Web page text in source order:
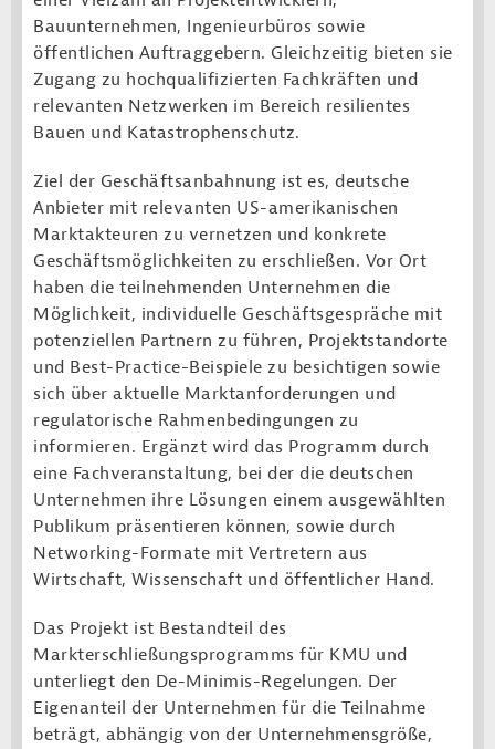
Bauunternehmen, Ingenieurbüros sowie
öffentlichen Auftraggebern. Gleichzeitig bieten sie
Zugang zu hochqualifizierten Fachkräften und
relevanten Netzwerken im Bereich resilientes
Bauen und Katastrophenschutz.
Ziel der Geschäftsanbahnung ist es, deutsche
Anbieter mit relevanten US-amerikanischen
Marktakteuren zu vernetzen und konkrete
Geschäftsmöglichkeiten zu erschließen. Vor Ort
haben die teilnehmenden Unternehmen die
Möglichkeit, individuelle Geschäftsgespräche mit
potenziellen Partnern zu führen, Projektstandorte
und Best-Practice-Beispiele zu besichtigen sowie
sich über aktuelle Marktanforderungen und
regulatorische Rahmenbedingungen zu
informieren. Ergänzt wird das Programm durch
eine Fachveranstaltung, bei der die deutschen
Unternehmen ihre Lösungen einem ausgewählten
Publikum präsentieren können, sowie durch
Networking-Formate mit Vertretern aus
Wirtschaft, Wissenschaft und öffentlicher Hand.
Das Projekt ist Bestandteil des
Markterschließungsprogramms für KMU und
unterliegt den De-Minimis-Regelungen. Der
Eigenanteil der Unternehmen für die Teilnahme
beträgt, abhängig von der Unternehmensgröße,